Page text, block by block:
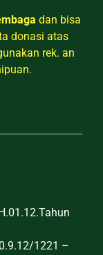
dan bisa
donasi atas
rek. an
1221 –